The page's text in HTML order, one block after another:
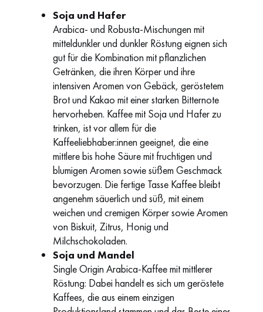
Soja und Hafer
Arabica- und Robusta-Mischungen mit
mitteldunkler und dunkler Röstung eignen sich
gut für die Kombination mit pflanzlichen
Getränken, die ihren Körper und ihre
intensiven Aromen von Gebäck, geröstetem
Brot und Kakao mit einer starken Bitternote
hervorheben. Kaffee mit Soja und Hafer zu
trinken, ist vor allem für die
Kaffeeliebhaber:innen geeignet, die eine
mittlere bis hohe Säure mit fruchtigen und
blumigen Aromen sowie süßem Geschmack
bevorzugen. Die fertige Tasse Kaffee bleibt
angenehm säuerlich und süß, mit einem
weichen und cremigen Körper sowie Aromen
von Biskuit, Zitrus, Honig und
Milchschokoladen.
Soja und Mandel
Single Origin Arabica-Kaffee mit mittlerer
Röstung: Dabei handelt es sich um geröstete
Kaffees, die aus einem einzigen